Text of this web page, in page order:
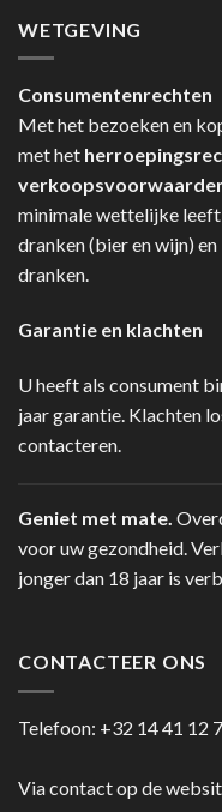
WETGEVING
Consumentenrechten
Met het bezoeken en
met het
minimale wettelijke
dranken (bier en wijn)
dranken.
Garantie en klachten
U heeft als consument
jaar garantie. Klachten
contacteren.
Geniet met mate.
voor uw gezondheid.
jonger dan 18 jaar is
CONTACTEER ONS
Telefoon: +32 14 41 12
Via contact op de